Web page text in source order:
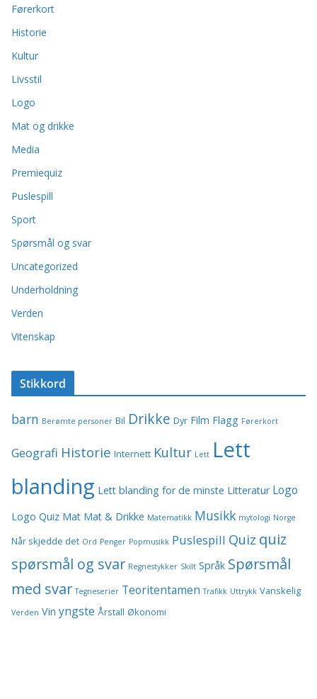
Førerkort
Historie
Kultur
Livsstil
Logo
Mat og drikke
Media
Premiequiz
Puslespill
Sport
Spørsmål og svar
Uncategorized
Underholdning
Verden
Vitenskap
Stikkord
barn Berømte personer Bil Drikke Dyr Film Flagg Førerkort
Geografi Historie Internett Kultur Lett Lett
blanding Lett blanding for de minste Litteratur Logo
Logo Quiz Mat Mat & Drikke Matematikk Musikk mytologi Norge
Når skjedde det Ord Penger Popmusikk Puslespill Quiz quiz
spørsmål og svar Regnestykker Skilt Språk Spørsmål
med svar Tegneserier Teoritentamen Trafikk Uttrykk Vanskelig
Verden Vin yngste Årstall Økonomi